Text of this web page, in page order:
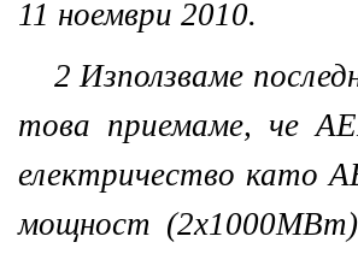
11 ноември 2010.
2Използваме
това приемаме, че
електричество като
мощност